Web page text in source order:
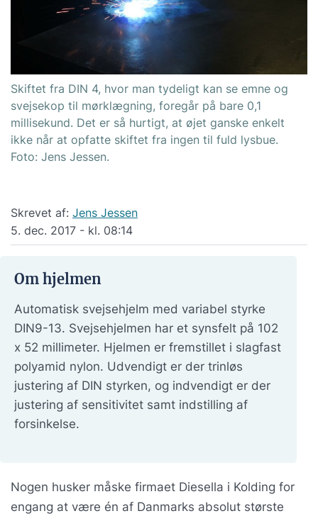
Skiftet fra DIN 4, hvor man tydeligt kan se emne og
svejsekop til mørklægning, foregår på bare 0,1
millisekund. Det er så hurtigt, at øjet ganske enkelt
ikke når at opfatte skiftet fra ingen til fuld lysbue.
Foto: Jens Jessen.
Skrevet af: Jens Jessen
5. dec. 2017 - kl. 08:14
Om hjelmen
Automatisk svejsehjelm med variabel styrke
DIN9-13. Svejsehjelmen har et synsfelt på 102
x 52 millimeter. Hjelmen er fremstillet i slagfast
polyamid nylon. Udvendigt er der trinløs
justering af DIN styrken, og indvendigt er der
justering af sensitivitet samt indstilling af
forsinkelse.
Nogen husker måske firmaet Diesella i Kolding for
engang at være én af Danmarks absolut største